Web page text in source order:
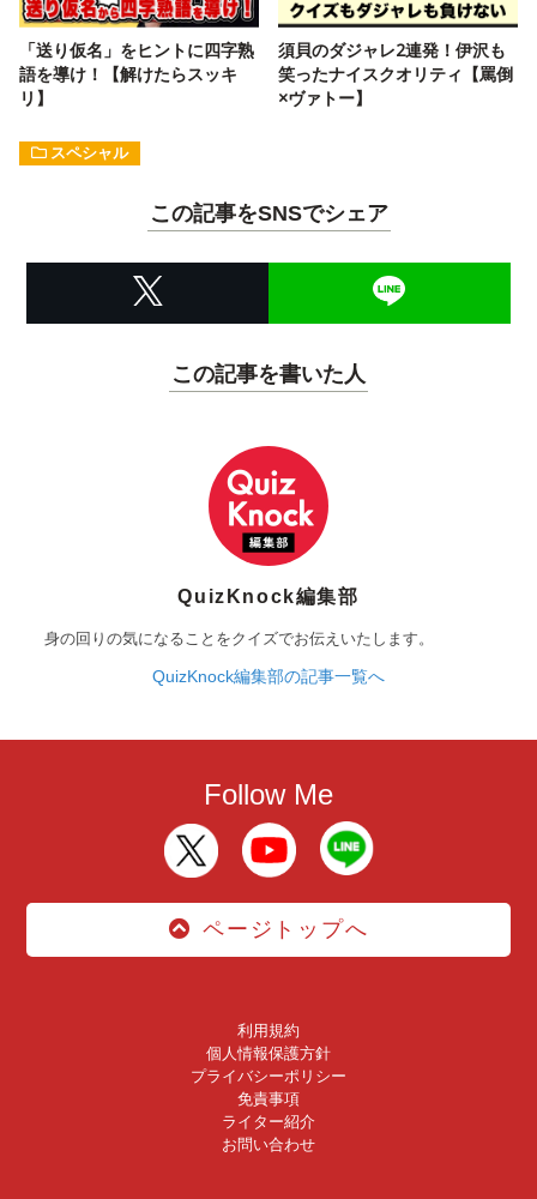
「送り仮名」をヒントに四字熟
語を導け！【解けたらスッキ
リ】
須貝のダジャレ2連発！伊沢も
笑ったナイスクオリティ【罵倒
×ヴァトー】
スペシャル
この記事をSNSでシェア
この記事を書いた人
QuizKnock編集部
身の回りの気になることをクイズでお伝えいたします。
QuizKnock編集部の記事一覧へ
Follow Me
ページトップへ
利用規約
個人情報保護方針
プライバシーポリシー
免責事項
ライター紹介
お問い合わせ